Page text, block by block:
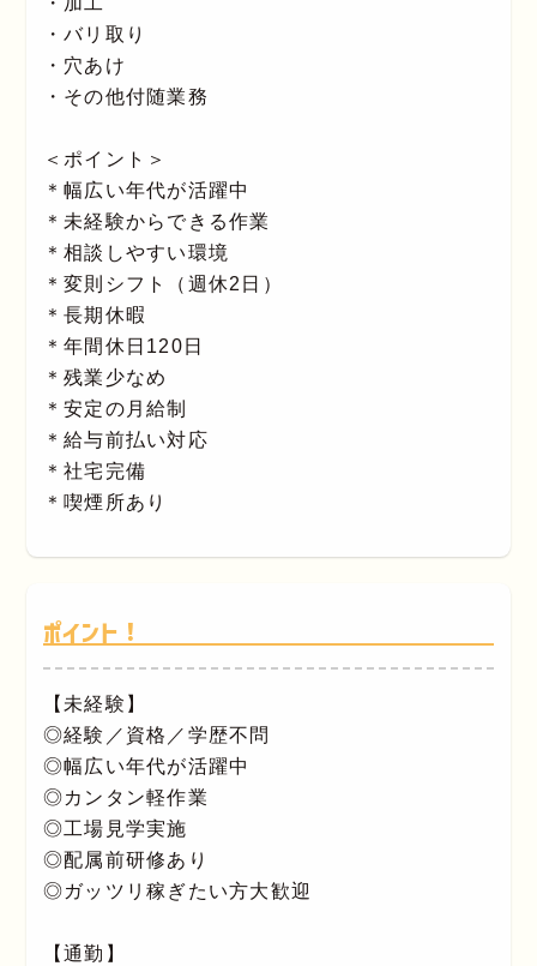
・バリ取り
・穴あけ
・その他付随業務
＜ポイント＞
＊幅広い年代が活躍中
＊未経験からできる作業
＊相談しやすい環境
＊変則シフト（週休2日）
＊長期休暇
＊年間休日120日
＊残業少なめ
＊安定の月給制
＊給与前払い対応
＊社宅完備
＊喫煙所あり
ポイント！
【未経験】
◎経験／資格／学歴不問
◎幅広い年代が活躍中
◎カンタン軽作業
◎工場見学実施
◎配属前研修あり
◎ガッツリ稼ぎたい方大歓迎
【通勤】